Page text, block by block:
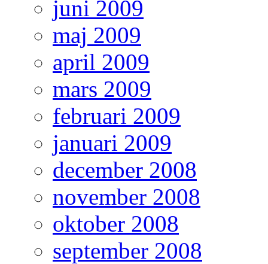
juni 2009
maj 2009
april 2009
mars 2009
februari 2009
januari 2009
december 2008
november 2008
oktober 2008
september 2008